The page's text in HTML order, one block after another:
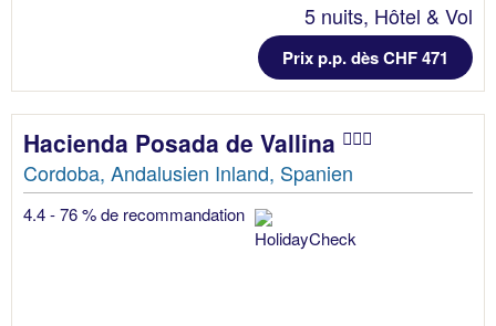
5 nuits, Hôtel & Vol
Prix p.p. dès CHF 471
Hacienda Posada de Vallina
Cordoba, Andalusien Inland, Spanien
4.4 - 76 % de recommandation